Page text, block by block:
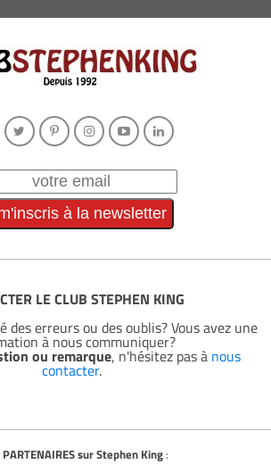
LE CLUB STEPHEN KING
des erreurs ou des oublis? Vous avez une
à nous communiquer?
ou remarque, n'hésitez pas à nous
contacter.
PARTENAIRES sur Stephen King: